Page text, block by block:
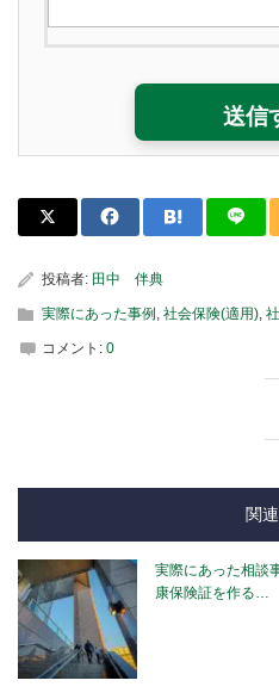
投稿者: 田中 伴典
実際にあった事例 社会保険(適用)
コメント: 0
関
実際にあった相談
康保険証を作る…